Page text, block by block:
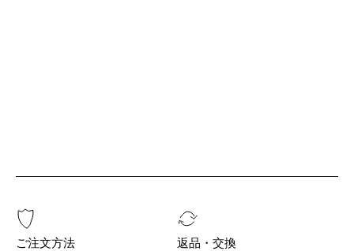
ご注文方法 返品・交換